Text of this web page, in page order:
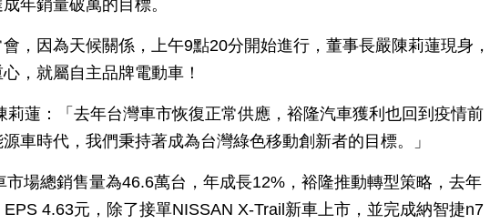
年銷量破萬的目標。
，因為天候關係，上午9點20分開始進行，董事長嚴陳莉蓮現身，
，就屬自主品牌電動車！
莉蓮：「去年台灣車市恢復正常供應，裕隆汽車獲利也回到疫情前
車時代，我們秉持著成為台灣綠色移動創新者的目標。」
市場總銷售量為46.6萬台，年成長12%，裕隆推動轉型策略，去年
4.63元，除了接單NISSAN X-Trail新車上市，並完成納智捷n7